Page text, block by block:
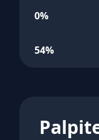
0%
54%